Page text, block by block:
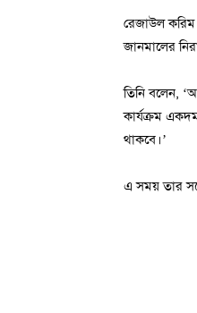
রেজাউল
জানমালের
তিনি বলেন,
কার্যক্রম
থাকবে।’
এ সময় তার